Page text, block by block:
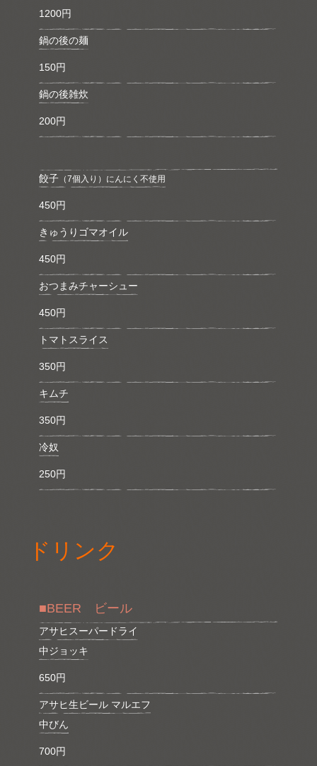
1200円
鍋の後の麺
150円
鍋の後雑炊
200円
餃子 （7個入り）にんにく不使用
450円
きゅうりゴマオイル
450円
おつまみチャーシュー
450円
トマトスライス
350円
キムチ
350円
冷奴
250円
ドリンク
■BEER ビール
アサヒスーパードライ
中ジョッキ
650円
アサヒ生ビール マルエフ
中びん
700円